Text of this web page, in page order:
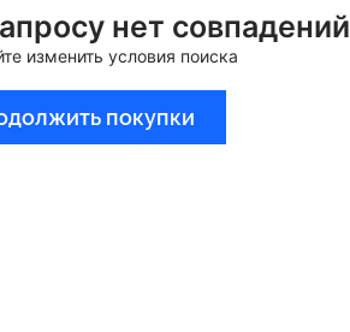
нет совпадений
изменить условия поиска
покупки